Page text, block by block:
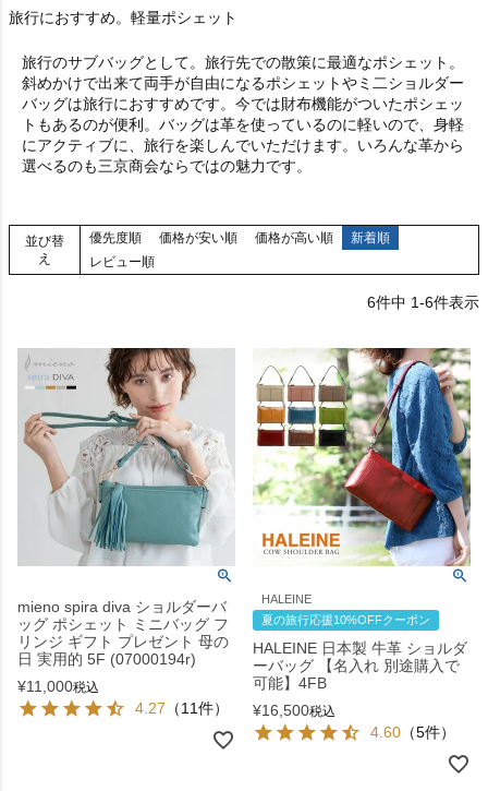
旅行におすすめ。軽量ポシェット
旅行のサブバッグとして。旅行先での散策に最適なポシェット。
斜めかけで出来て両手が自由になるポシェットやミ二ショルダー
バッグは旅行におすすめです。今では財布機能がついたポシェッ
トもあるのが便利。バッグは革を使っているのに軽いので、身軽
にアクティブに、旅行を楽しんでいただけます。いろんな革から
選べるのも三京商会ならではの魅力です。
並び替
え
優先度順 価格が安い順 価格が高い順
新着順
レビュー順
6件中 1-6件表示
mieno spira diva ショルダーバ
ッグ ポシェット ミニバッグ フ
リンジ ギフト プレゼント 母の
日 実用的 5F (07000194r)
¥11,000税込
4.27 （11件）
HALEINE
夏の旅行応援10%OFFクーポン
HALEINE 日本製 牛革 ショルダ
ーバッグ 【名入れ 別途購入で
可能】4FB
¥16,500税込
4.60 （5件）